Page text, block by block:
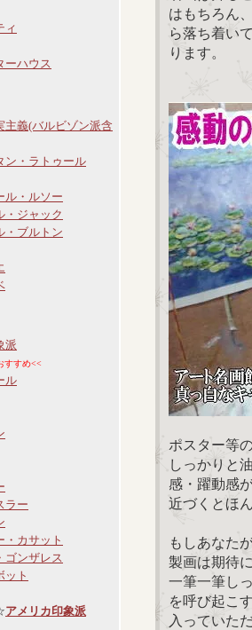
ィ
ーハウス
主義(バルビゾン派含
ン・ラトゥール
ル・ルソー
・ジャック
・ブルトン
派
すすめ<<
ル
ラー
・カサット
ゴンザレス
ット
アメリカ印象派
はもちろん
ら落ち着い
ります。
ポスター等
しっかりと
感・躍動感
近づくとほ
もしあなた
製画は期待
一筆一筆し
を呼び起こ
入っていた